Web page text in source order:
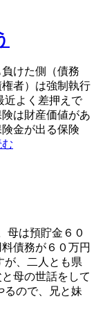
けた側（債務
者）は強制執行
近よく差押えで
は財産価値があ
金が出る保険
母は預貯金６０
債務が６０万円
が、二人とも県
母の世話をして
るので、兄と妹